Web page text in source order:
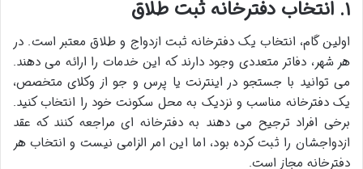
۱. انتخاب دفترخانه ثبت طلاق
اولین گام، انتخاب یک دفترخانه ثبت ازدواج و طلاق معتبر است. در
هر شهر، دفاتر متعددی وجود دارند که این خدمات را ارائه می دهند.
می توانید با جستجو در اینترنت یا پرس و جو از وکلای متخصص،
یک دفترخانه مناسب و نزدیک به محل سکونت خود را انتخاب کنید.
برخی افراد ترجیح می دهند به دفترخانه ای مراجعه کنند که عقد
ازدواجشان را ثبت کرده بود، اما این امر الزامی نیست و انتخاب هر
دفترخانه مجاز است.